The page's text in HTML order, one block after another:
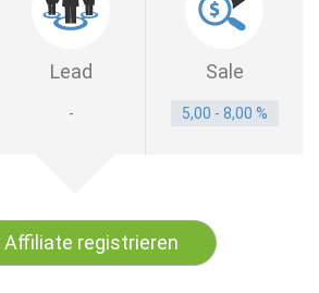
Lead Sale
- 5,00 - 8,00 %
Affiliate registrieren